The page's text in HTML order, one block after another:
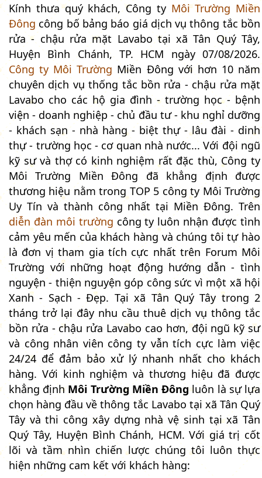
Kính thưa quý khách, Công ty Môi Trường Miền
Đông công bố bảng báo giá dịch vụ thông tắc bồn
rửa - chậu rửa mặt Lavabo tại xã Tân Quý Tây,
Huyện Bình Chánh, TP. HCM ngày 07/08/2026.
Công ty Môi Trường Miền Đông với hơn 10 năm
chuyên dịch vụ thống tắc bồn rửa - chậu rửa mặt
Lavabo cho các hộ gia đình - trường học - bệnh
viện - doanh nghiệp - chủ đầu tư - khu nghỉ dưỡng
- khách sạn - nhà hàng - biệt thự - lâu đài - dinh
thự - trường học - cơ quan nhà nước... Với đội ngũ
kỹ sư và thợ có kinh nghiệm rất đặc thù, Công ty
Môi Trường Miền Đông đã khẳng định được
thương hiệu nằm trong TOP 5 công ty Môi Trường
Uy Tín và thành công nhất tại Miền Đông. Trên
diễn đàn môi trường công ty luôn nhận được tình
cảm yêu mến của khách hàng và chúng tôi tự hào
là đơn vị tham gia tích cực nhất trên Forum Môi
Trường với những hoạt động hướng dẫn - tình
nguyện - thiện nguyện góp công sức vì một xã hội
Xanh - Sạch - Đẹp. Tại xã Tân Quý Tây trong 2
tháng trở lại đây nhu cầu thuê dịch vụ thông tắc
bồn rửa - chậu rửa Lavabo cao hơn, đội ngũ kỹ sư
và công nhân viên công ty vẫn tích cực làm việc
24/24 để đảm bảo xử lý nhanh nhất cho khách
hàng. Với kinh nghiệm và thương hiệu đã được
khẳng định Môi Trường Miền Đôngluôn là sự lựa
chọn hàng đầu về thông tắc Lavabo tại xã Tân Quý
Tây và thi công xây dựng nhà vệ sinh tại xã Tân
Quý Tây, Huyện Bình Chánh, HCM. Với giá trị cốt
lõi và tầm nhìn chiến lược chúng tôi luôn thực
hiện những cam kết với khách hàng: